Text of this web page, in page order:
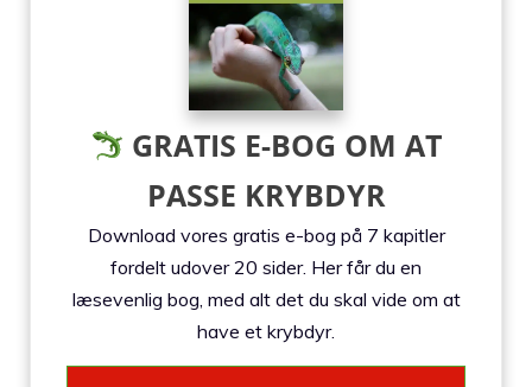
GRATIS E-BOG OM AT
PASSE KRYBDYR
Download vores gratis e-bog på 7 kapitler
fordelt udover 20 sider. Her får du en
læsevenlig bog, med alt det du skal vide om at
have et krybdyr.